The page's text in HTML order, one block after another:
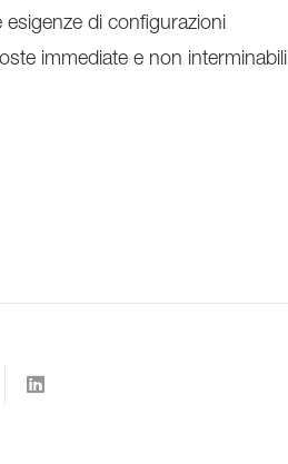
di configurazioni
immediate e non interminabili